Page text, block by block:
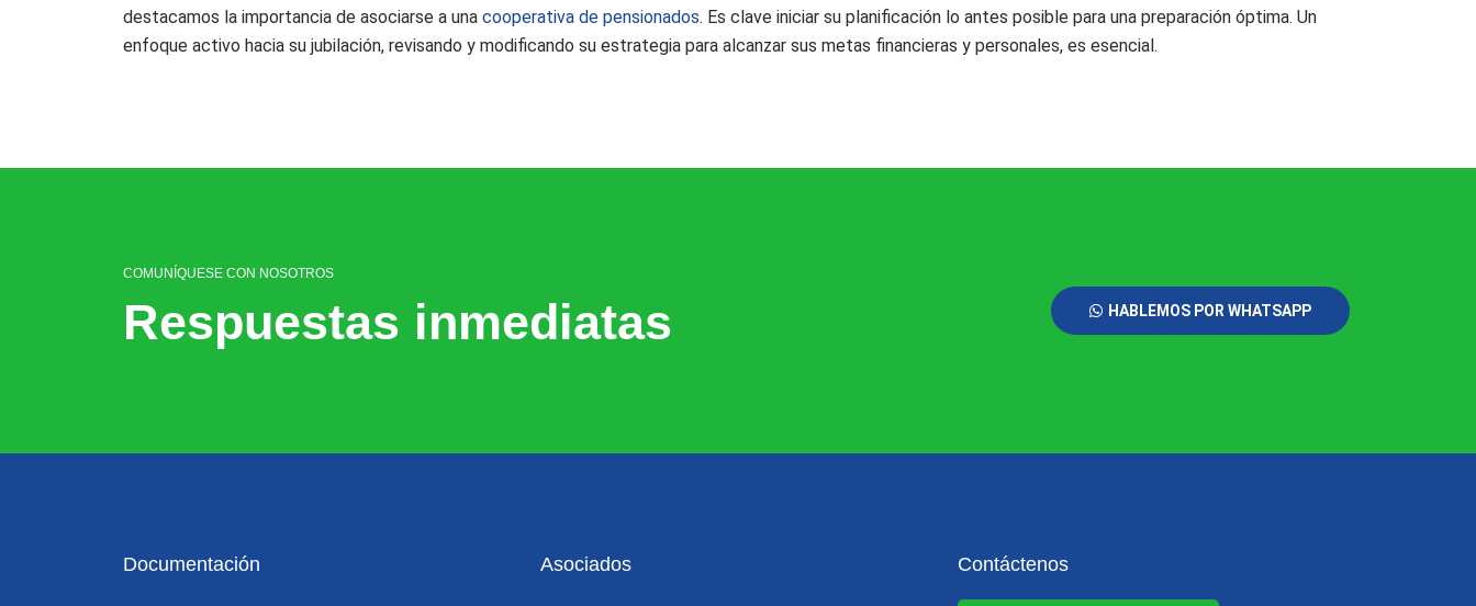
destacamos la importancia de asociarse a una cooperativa de pensionados. Es clave iniciar su planificación lo antes posible para una preparación óptima. Un
enfoque activo hacia su jubilación, revisando y modificando su estrategia para alcanzar sus metas financieras y personales, es esencial.
COMUNÍQUESE CON NOSOTROS
Respuestas inmediatas HABLEMOS POR WHATSAPP
Documentación Asociados Contáctenos